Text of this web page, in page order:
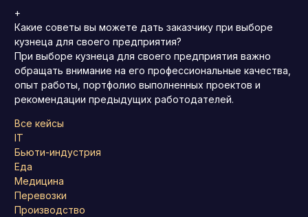
+
Какие советы вы можете дать заказчику при выборе
кузнеца для своего предприятия?
При выборе кузнеца для своего предприятия важно
обращать внимание на его профессиональные качества,
опыт работы, портфолио выполненных проектов и
рекомендации предыдущих работодателей.
Все кейсы
IT
Бьюти-индустрия
Еда
Медицина
Перевозки
Производство